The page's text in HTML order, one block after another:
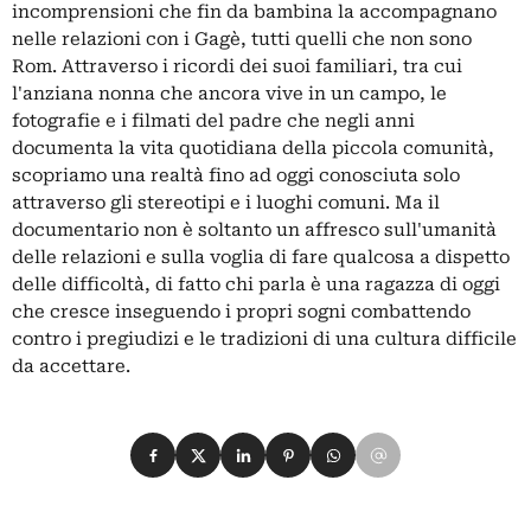
incomprensioni che fin da bambina la accompagnano
nelle relazioni con i Gagè, tutti quelli che non sono
Rom. Attraverso i ricordi dei suoi familiari, tra cui
l'anziana nonna che ancora vive in un campo, le
fotografie e i filmati del padre che negli anni
documenta la vita quotidiana della piccola comunità,
scopriamo una realtà fino ad oggi conosciuta solo
attraverso gli stereotipi e i luoghi comuni. Ma il
documentario non è soltanto un affresco sull'umanità
delle relazioni e sulla voglia di fare qualcosa a dispetto
delle difficoltà, di fatto chi parla è una ragazza di oggi
che cresce inseguendo i propri sogni combattendo
contro i pregiudizi e le tradizioni di una cultura difficile
da accettare.
Condividi su Facebook
Condividi su X
Condividi su LinkedIn
Condividi su Pinterest
Condividi su WhatsApp
Condividi su Email